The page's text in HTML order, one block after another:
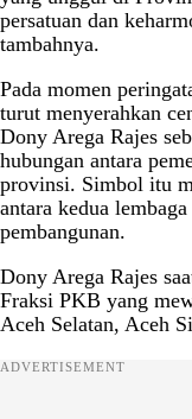
persatuan dan
tambahnya.
Pada momen
turut menyerahkan
Dony Arega Rajes
hubungan antara
provinsi. Simbol itu
antara kedua
pembangunan.
Dony Arega Rajes
Fraksi PKB yang
Aceh Selatan, Aceh
ADVERTISEMENT